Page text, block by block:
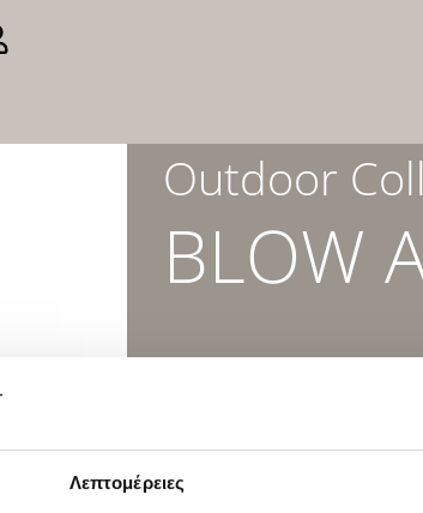
Λεπτομέρειες
Outdoor
BLOW
ΠΕΡΙΓΡΑΦΗ